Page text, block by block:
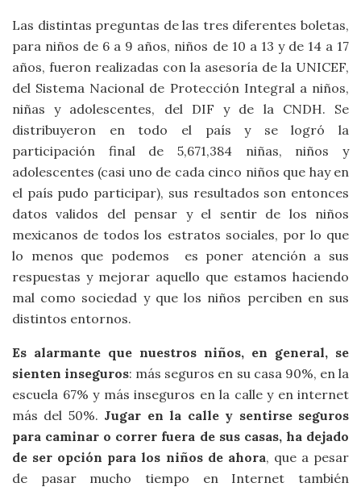
Las distintas preguntas de las tres diferentes boletas,
para niños de 6 a 9 años, niños de 10 a 13 y de 14 a 17
años, fueron realizadas con la asesoría de la UNICEF,
del Sistema Nacional de Protección Integral a niños,
niñas y adolescentes, del DIF y de la CNDH. Se
distribuyeron en todo el país y se logró la
participación final de 5,671,384 niñas, niños y
adolescentes (casi uno de cada cinco niños que hay en
el país pudo participar), sus resultados son entonces
datos validos del pensar y el sentir de los niños
mexicanos de todos los estratos sociales, por lo que
lo menos que podemos es poner atención a sus
respuestas y mejorar aquello que estamos haciendo
mal como sociedad y que los niños perciben en sus
distintos entornos.
Es alarmante que nuestros niños, en general, se
sienten inseguros: más seguros en su casa 90%, en la
escuela 67% y más inseguros en la calle y en internet
más del 50%. Jugar en la calle y sentirse seguros
para caminar o correr fuera de sus casas, ha dejado
de ser opción para los niños de ahora, que a pesar
de pasar mucho tiempo en Internet también